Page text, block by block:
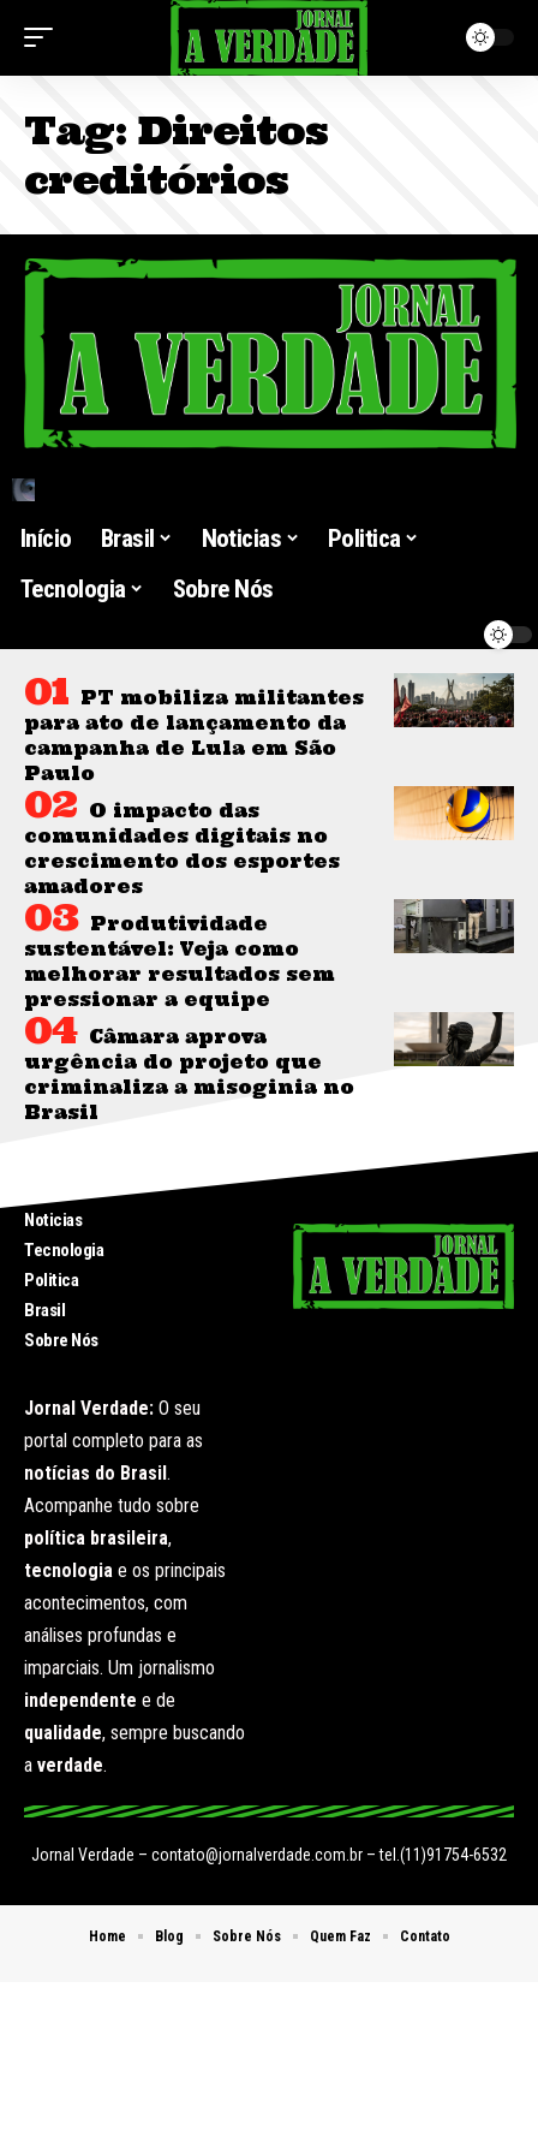
Tag: Direitos
creditórios
Início Brasil Noticias
Politica
Tecnologia
Sobre Nós
PT mobiliza militantes
para ato de lançamento da
campanha de Lula em São
Paulo
O impacto das
comunidades digitais no
crescimento dos esportes
amadores
Produtividade
sustentável: Veja como
melhorar resultados sem
pressionar a equipe
Câmara aprova
urgência do projeto que
criminaliza a misoginia no
Brasil
Noticias
Tecnologia
Politica
Brasil
Sobre Nós
Jornal Verdade: O seu
portal completo para as
notícias do Brasil .
Acompanhe tudo sobre
política brasileira,
tecnologia e os principais
acontecimentos, com
análises profundas e
imparciais. Um jornalismo
independente e de
qualidade, sempre buscando
a verdade.
Jornal Verdade – contato@jornalverdade.com.br – tel.(11)91754-6532
Home Blog Sobre Nós Quem Faz Contato